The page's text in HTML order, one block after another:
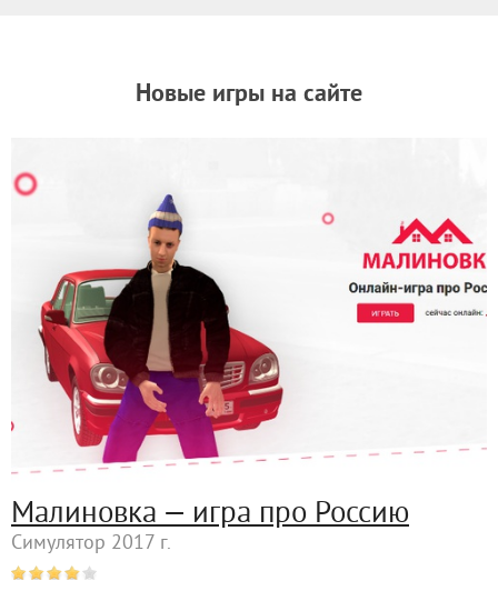
Новые игры на сайте
Малиновка — игра про Россию
Симулятор 2017 г.